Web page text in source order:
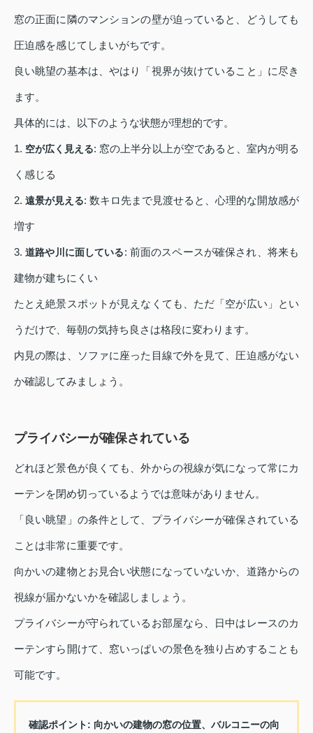
窓の正面に隣のマンションの壁が迫っていると、どうしても
圧迫感を感じてしまいがちです。
良い眺望の基本は、やはり「視界が抜けていること」に尽き
ます。
具体的には、以下のような状態が理想的です。
1. 空が広く見える: 窓の上半分以上が空であると、室内が明る
く感じる
2. 遠景が見える: 数キロ先まで見渡せると、心理的な開放感が
増す
3.道路や川に面している: 前面のスペースが確保され、将来も
建物が建ちにくい
たとえ絶景スポットが見えなくても、ただ「空が広い」とい
うだけで、毎朝の気持ち良さは格段に変わります。
内見の際は、ソファに座った目線で外を見て、圧迫感がない
か確認してみましょう。
プライバシーが確保されている
どれほど景色が良くても、外からの視線が気になって常にカ
ーテンを閉め切っているようでは意味がありません。
「良い眺望」の条件として、プライバシーが確保されている
ことは非常に重要です。
向かいの建物とお見合い状態になっていないか、道路からの
視線が届かないかを確認しましょう。
プライバシーが守られているお部屋なら、日中はレースのカ
ーテンすら開けて、窓いっぱいの景色を独り占めすることも
可能です。
確認ポイント: 向かいの建物の窓の位置、バルコニーの向